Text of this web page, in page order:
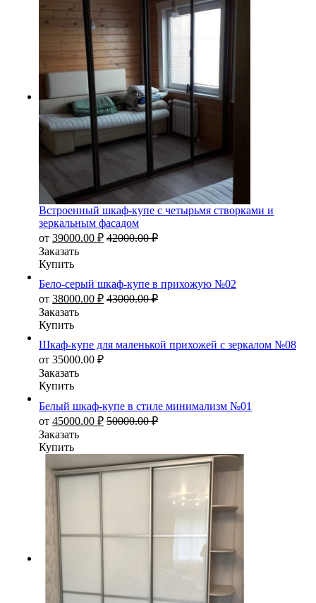
Встроенный шкаф-купе с четырьмя створками и
зеркальным фасадом
от 39000.00 ₽ 42000.00₽
Заказать
Купить
Бело-серый шкаф-купе в прихожую №02
от 38000.00 ₽ 43000.00₽
Заказать
Купить
Шкаф-купе для маленькой прихожей с зеркалом №08
от 35000.00 ₽
Заказать
Купить
Белый шкаф-купе в стиле минимализм №01
от 45000.00 ₽ 50000.00₽
Заказать
Купить